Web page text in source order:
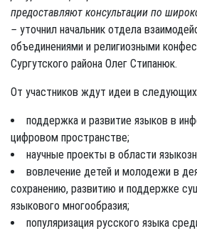
предоставляют консультации по
– уточнил начальник отдела
объединениями и религиозными
Сургутского района Олег Стипанюк.
От участников ждут идеи в следующих
поддержка и развитие языков в
цифровом пространстве;
научные проекты в области
вовлечение детей и молодежи в
сохранению, развитию и поддержке
языкового многообразия;
популяризация русского языка